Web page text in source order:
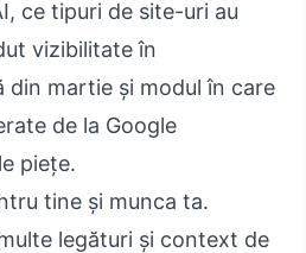
ce tipuri de site-uri au
vizibilitate în
din martie și modul în care
de la Google
piețe.
tine și munca ta.
legături și context de